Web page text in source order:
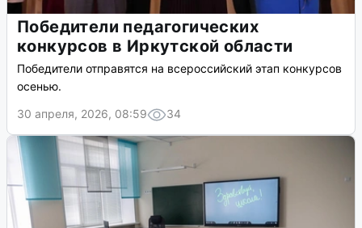
Победители педагогических
конкурсов в Иркутской области
Победители отправятся на всероссийский этап конкурсов
осенью.
30 апреля, 2026, 08:59
34